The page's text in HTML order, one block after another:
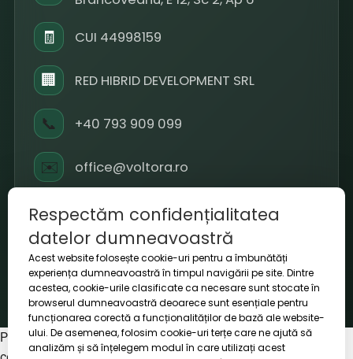
🧾 CUI 44998159
🏢 RED HIBRID DEVELOPMENT SRL
📞 +40 793 909 099
✉️ office@voltora.ro
⏱ L-V 09-18 / S 10-14
© 2026 Voltora. Toate drepturile rezervate.
Politica de retur|Termeni și condiții|Politica de
Respectăm confidențialitatea
datelor dumneavoastră
Acest website folosește cookie-uri pentru a îmbunătăți
experiența dumneavoastră în timpul navigării pe site. Dintre
acestea, cookie-urile clasificate ca necesare sunt stocate în
browserul dumneavoastră deoarece sunt esențiale pentru
funcționarea corectă a funcționalităților de bază ale website-
ului. De asemenea, folosim cookie-uri terțe care ne ajută să
analizăm și să înțelegem modul în care utilizați acest